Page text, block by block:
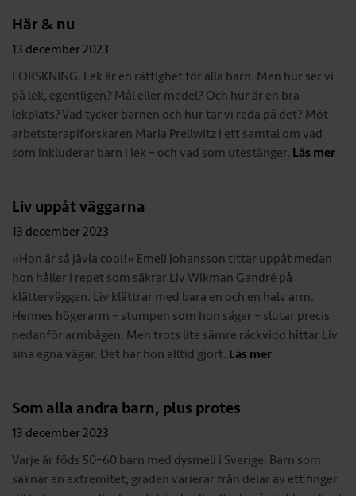
Här & nu
13 december 2023
FORSKNING. Lek är en rättighet för alla barn. Men hur ser vi
på lek, egentligen? Mål eller medel? Och hur är en bra
lekplats? Vad tycker barnen och hur tar vi reda på det? Möt
arbetsterapiforskaren Maria Prellwitz i ett samtal om vad
som inkluderar barn i lek – och vad som utestänger. Läs mer
Liv uppåt väggarna
13 december 2023
»Hon är så jävla cool!« Emeli Johansson tittar uppåt medan
hon håller i repet som säkrar Liv Wikman Gandré på
klätterväggen. Liv klättrar med bara en och en halv arm.
Hennes högerarm – stumpen som hon säger – slutar precis
nedanför armbågen. Men trots lite sämre räckvidd hittar Liv
sina egna vägar. Det har hon alltid gjort. Läs mer
Som alla andra barn, plus protes
13 december 2023
Varje år föds 50–60 barn med dysmeli i Sverige. Barn som
saknar en extremitet, graden varierar från delar av ett finger